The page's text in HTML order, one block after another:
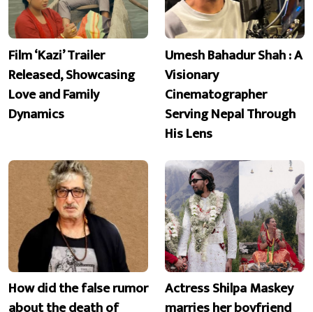
Film ‘Kazi’ Trailer
Released, Showcasing
Love and Family
Dynamics
Umesh Bahadur Shah : A
Visionary
Cinematographer
Serving Nepal Through
His Lens
How did the false rumor
Actress Shilpa Maskey